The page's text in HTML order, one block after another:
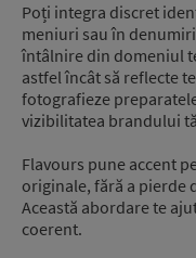
Poți integra discret
meniuri sau în
întâlnire din domeniul
astfel încât să reflecte
fotografieze
vizibilitatea brandului
Flavours pune accent
originale, fără a pierde
Această abordare te
coerent.